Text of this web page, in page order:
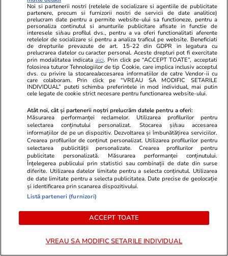
18 iul.
Va reuși România să-și păstreze
rating-ul la nivelul Botswanei?
E asumată treaba!
Poate vine un extraterestru și
ne face bine
Libertatea.ro
Ultimele știri
Război Iran
Retete culinare
Noi si partenerii nostri (retelele de socializare si agentiile de publicitate
partenere, precum si furnizorii nostri de servicii de date analitice)
prelucram date pentru a permite website-ului sa functioneze, pentru a
personaliza continutul si anunturile publicitare afisate in functie de
interesele si/sau profilul dvs., pentru a va oferi functionalitati aferente
retelelor de socializare si pentru a analiza traficul pe website. Beneficiati
de drepturile prevazute de art. 15-22 din GDPR in legatura cu
prelucrarea datelor cu caracter personal. Aceste drepturi pot fi exercitate
prin modalitatea indicataaici. Prin click pe “ACCEPT TOATE”, acceptati
folosirea tuturor Tehnologiilor de tip Cookie, care implica inclusiv acceptul
dvs. cu privire la stocarea/accesarea informatiilor de catre Vendor-ii cu
care colaboram. Prin click pe “VREAU SA MODIFIC SETARILE
INDIVIDUAL” puteti schimba preferintele in mod individual, mai putin
cele legate de cookie strict necesare pentru functionarea website-ului.
Atât noi, cât și partenerii noștri prelucrăm datele pentru a oferi:
Măsurarea performanței reclamelor. Utilizarea profilurilor pentru
selectarea conținutului personalizat. Stocarea și/sau accesarea
informațiilor de pe un dispozitiv. Dezvoltarea și îmbunătățirea serviciilor.
Crearea profilurilor de conținut personalizat. Utilizarea profilurilor pentru
selectarea publicității personalizate. Crearea profilurilor pentru
publicitate personalizată. Măsurarea performanței conținutului.
Înțelegerea publicului prin statistici sau combinații de date din surse
diferite. Utilizarea datelor limitate pentru a selecta conținutul. Utilizarea
de date limitate pentru a selecta publicitatea. Date precise de geolocație
și identificarea prin scanarea dispozitivului.
Listă parteneri (furnizori)
ACCEPT TOATE
VREAU SA MODIFIC SETARILE INDIVIDUAL